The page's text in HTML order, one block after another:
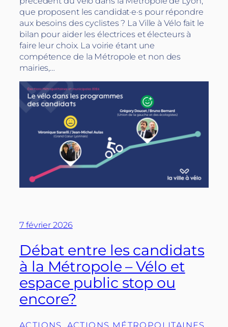
que proposent les candidat·e·s pour répondre
aux besoins des cyclistes ? La Ville à Vélo fait le
bilan pour aider les électrices et électeurs à
faire leur choix. La voirie étant une
compétence de la Métropole et non des
mairies,…
7 février 2026
Débat entre les candidats
à la Métropole – Vélo et
espace public stop ou
encore?
ACTIONS , ACTIONS MÉTROPOLITAINES